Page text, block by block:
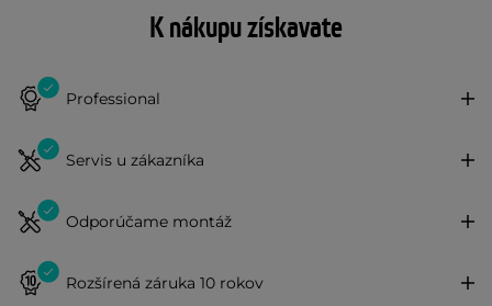
K nákupu získavate
Professional
Servis u zákazníka
Odporúčame montáž
Rozšírená záruka 10 rokov